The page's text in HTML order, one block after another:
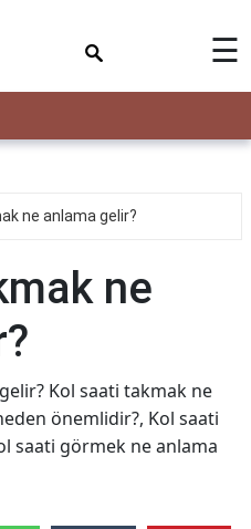
☰
ne anlama gelir?
ne
Kol saati takmak ne
önemlidir?, Kol saati
saati görmek ne anlama